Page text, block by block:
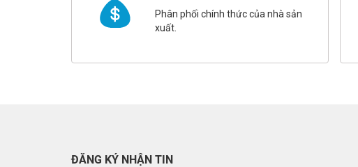
Phân phối chính thức của nhà sản
xuất.
ĐĂNG KÝ NHẬN TIN